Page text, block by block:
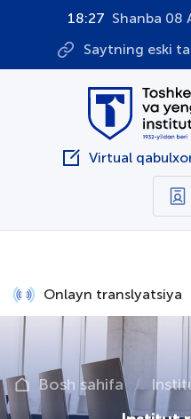
18:27 Shanba 08
Saytning eski
Virtual
Onlayn translyatsiya
Bosh sahifa